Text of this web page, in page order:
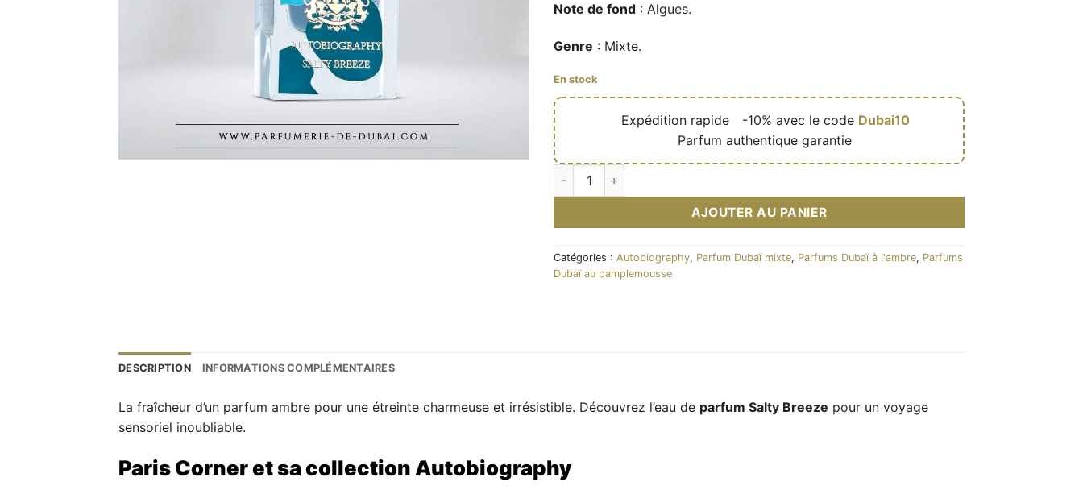
Note de fond : Algues.
Genre : Mixte.
En stock
Expédition rapide -10% avec le code Dubai10
Parfum authentique garantie
quantité de Eau de parfum Salty Breeze 65ml - Autobiography
AJOUTER AU PANIER
Catégories : Autobiography, Parfum Dubaï mixte, Parfums Dubaï à l'ambre, Parfums
Dubaï au pamplemousse
DESCRIPTION INFORMATIONS COMPLÉMENTAIRES
La fraîcheur d’un parfum ambre pour une étreinte charmeuse et irrésistible. Découvrez l’eau de parfum Salty Breeze pour un voyage
sensoriel inoubliable.
Paris Corner et sa collection Autobiography